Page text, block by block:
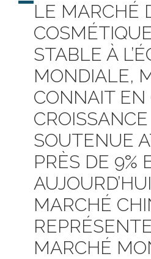
LE MARCHÉ
STABLE À
MONDIALE,
CONNAIT
SOUTENUE
PRÈS DE 9%
MARCHÉ
MARCHÉ